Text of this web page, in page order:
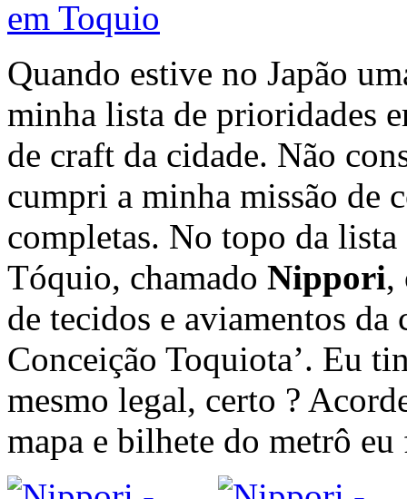
Quando estive no Japão
minha lista de prioridades
de craft da cidade. Não
cumpri a minha missão de
completas. No topo da
Tóquio, chamado Nippori,
de tecidos e aviamentos
Conceição Toquiota’. Eu
mesmo legal, certo ?
mapa e bilhete do metrô